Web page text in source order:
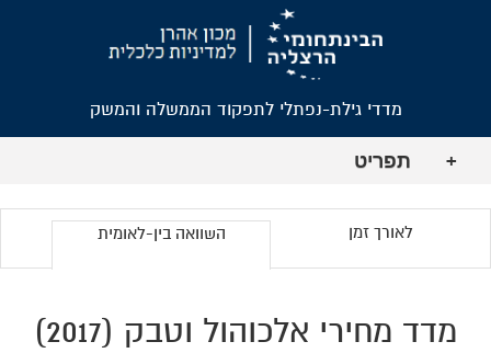
מדדי גילת-נפתלי לתפקוד הממשלה והמשק
+ תפריט
לאורך זמן השוואה בין-לאומית
מדד מחירי אלכוהול וטבק (2017)